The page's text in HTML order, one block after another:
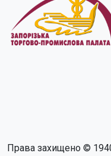
Права захищено ©